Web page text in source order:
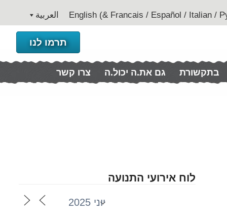
العربية
תרמו לנו
בתקשורת גם את.ה יכול.ה צרו קשר
לוח אירועי התנועה